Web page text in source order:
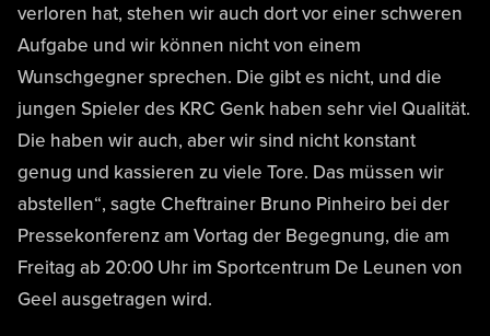
verloren hat, stehen wir auch dort vor einer schweren
Aufgabe und wir können nicht von einem
Wunschgegner sprechen. Die gibt es nicht, und die
jungen Spieler des KRC Genk haben sehr viel Qualität.
Die haben wir auch, aber wir sind nicht konstant
genug und kassieren zu viele Tore. Das müssen wir
abstellen“, sagte Cheftrainer Bruno Pinheiro bei der
Pressekonferenz am Vortag der Begegnung, die am
Freitag ab 20:00 Uhr im Sportcentrum De Leunen von
Geel ausgetragen wird.